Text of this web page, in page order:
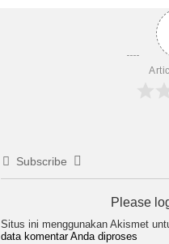
Subscribe
Please
Situs ini menggunakan Akismet
data komentar Anda diproses